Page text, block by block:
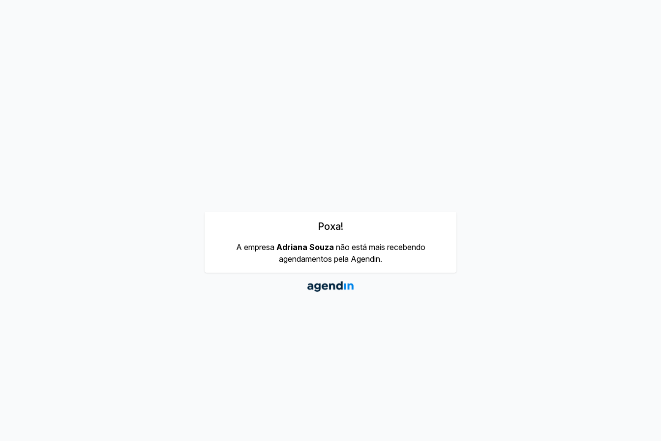
Poxa!
A empresa Adriana Souza não está mais recebendo
agendamentos pela Agendin.